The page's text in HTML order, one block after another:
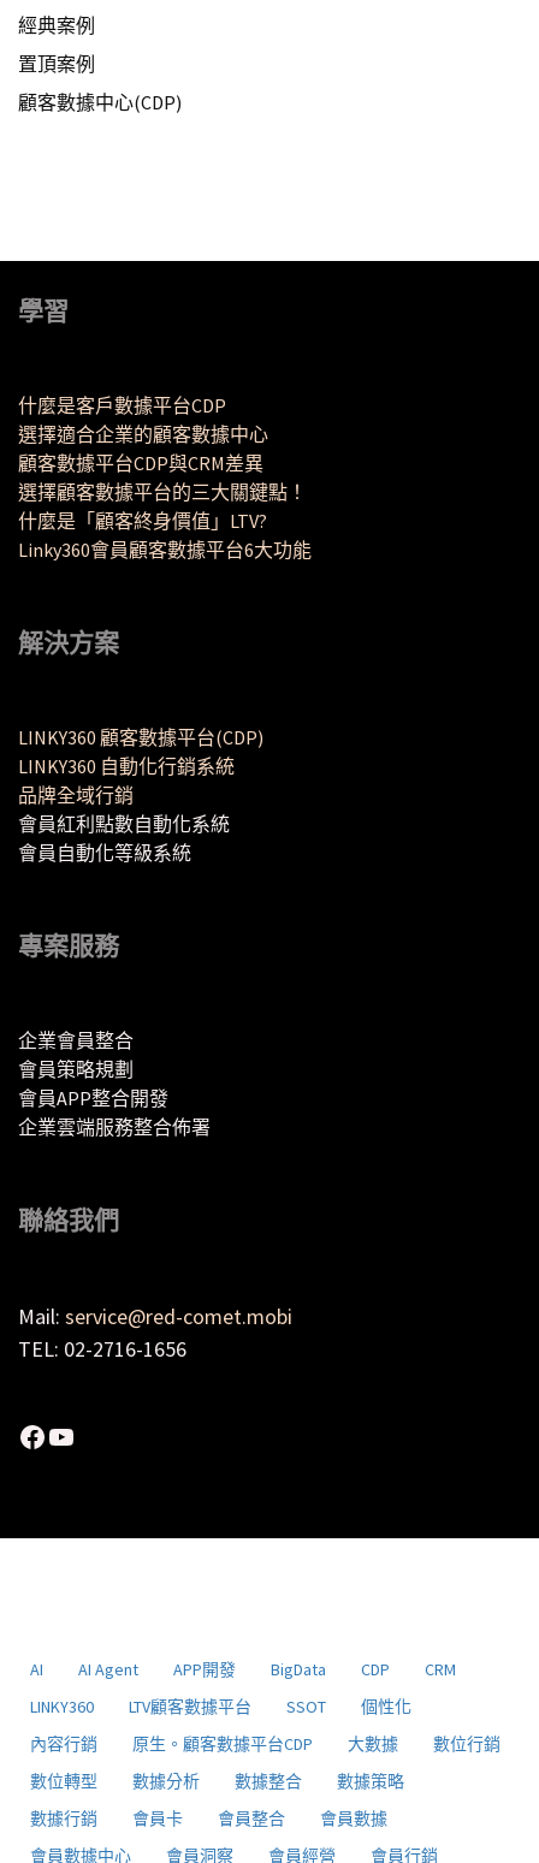
經典案例
置頂案例
顧客數據中心(CDP)
學習
什麼是客戶數據平台CDP
選擇適合企業的顧客數據中心
顧客數據平台CDP與CRM差異
選擇顧客數據平台的三大關鍵點！
什麼是「顧客終身價值」LTV?
Linky360會員顧客數據平台6大功能
解決方案
LINKY360 顧客數據平台(CDP)
LINKY360 自動化行銷系統
品牌全域行銷
會員紅利點數自動化系統
會員自動化等級系統
專案服務
企業會員整合
會員策略規劃
會員APP整合開發
企業雲端服務整合佈署
聯絡我們
Mail: service@red-comet.mobi
TEL: 02-2716-1656
Facebook
YouTube
AI AI Agent APP開發 BigData CDP
CRM
LINKY360
LTV顧客數據平台 SSOT
個性化
內容行銷
原生。顧客數據平台CDP 大數據
數位行銷
數位轉型
數據分析 數據整合
數據策略
數據行銷
會員卡 會員整合
會員數據
會員數據中心
會員洞察 會員經營 會員行銷